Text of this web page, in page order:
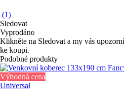
(1)
Sledovat
Vyprodáno
Klikněte na Sledovat a my vás
ke koupi.
Podobné produkty
Výhodná cena
Universal